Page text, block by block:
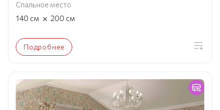
Спальное место
140 см × 200 см
Подробнее